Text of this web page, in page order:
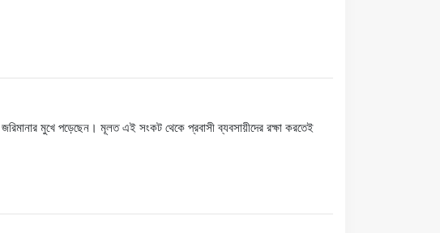
মুখে পড়েছেন। মূলত এই সংকট থেকে প্রবাসী ব্যবসায়ীদের রক্ষা করতেই